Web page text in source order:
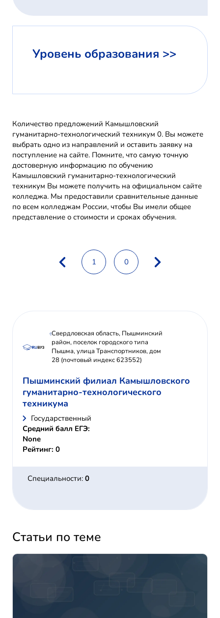
Уровень образования >>
Количество предложений Камышловский
гуманитарно-технологический техникум 0. Вы можете
выбрать одно из направлений и оставить заявку на
поступление на сайте. Помните, что самую точную
достоверную информацию по обучению
Камышловский гуманитарно-технологический
техникум Вы можете получить на официальном сайте
колледжа. Мы предоставили сравнительные данные
по всем колледжам России, чтобы Вы имели общее
представление о стоимости и сроках обучения.
1 0
Свердловская область, Пышминский
район, поселок городского типа
Пышма, улица Транспортников, дом
28 (почтовый индекс 623552)
Пышминский филиал Камышловского
гуманитарно-технологического
техникума
Государственный
Средний балл ЕГЭ:
None
Рейтинг: 0
Специальности: 0
Статьи по теме